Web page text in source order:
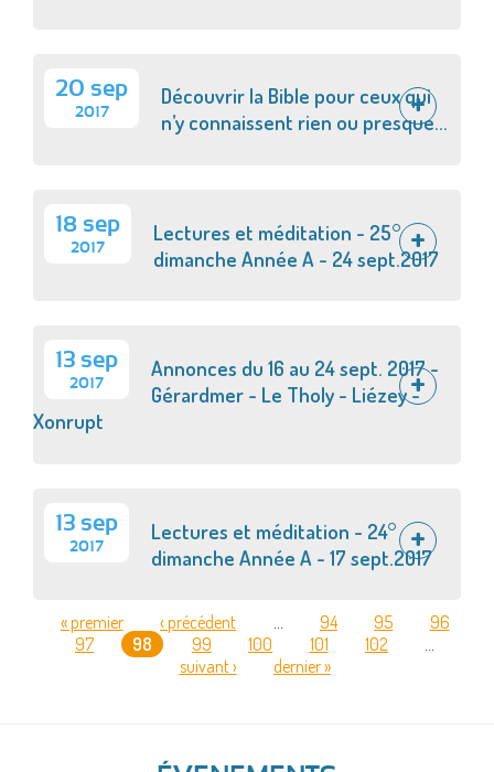
20 sep
2017
Découvrir la Bible pour ceux qui
n’y connaissent rien ou presque...
18 sep
2017
Lectures et méditation - 25°
dimanche Année A - 24 sept.2017
13 sep
2017
Annonces du 16 au 24 sept. 2017 -
Gérardmer - Le Tholy - Liézey -
Xonrupt
13 sep
2017
Lectures et méditation - 24°
dimanche Année A - 17 sept.2017
PAGES
« premier ‹ précédent … 94 95
96
97
98 99 100 101 102
…
suivant ›
dernier »